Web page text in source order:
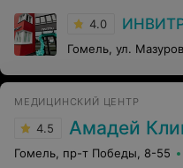
4.0
Гомель, ул.
МЕДИЦИНСКИЙ ЦЕНТР
4.5 Амадей
Гомель, пр-т Победы, 8-55